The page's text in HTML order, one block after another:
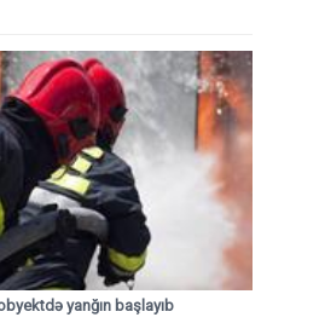
yanğın başlayıb